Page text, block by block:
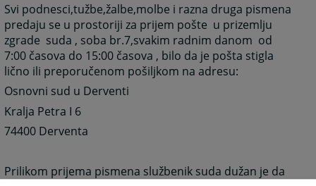
Svi podnesci,tužbe,žalbe,molbe i razna druga pismena
predaju se u prostoriji za prijem pošte u prizemlju
zgrade suda , soba br.7,svakim radnim danom od
7:00 časova do 15:00 časova , bilo da je pošta stigla
lično ili preporučenom pošiljkom na adresu:
Osnovni sud u Derventi
Kralja Petra I 6
74400 Derventa
Prilikom prijema pismena službenik suda dužan je da